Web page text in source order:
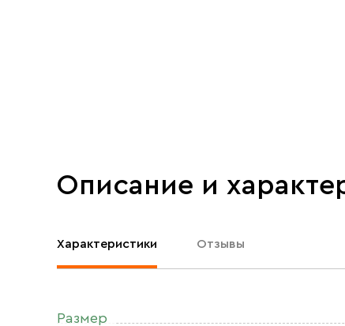
Описание и
Характеристики Отзывы
Размер